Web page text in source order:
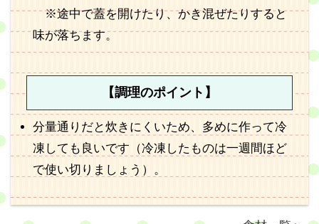
※途中で蓋を開けたり、かき混ぜたりすると
味が落ちます。
【調理のポイント】
分量通りだと炊きにくいため、多めに作って冷
凍しても良いです（冷凍したものは一週間ほど
で使い切りましょう）。